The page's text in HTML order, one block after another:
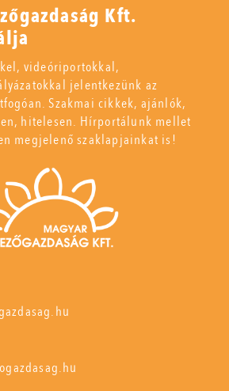
Kft.
videóriportokkal,
jelentkezünk az
Szakmai cikkek, ajánlók,
hitelesen. Hírportálunk mellet
megjelenő szaklapjainkat is!